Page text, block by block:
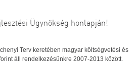
Ügynökség honlapján!
Terv keretében magyar költségvetési és
áll rendelkezésünkre 2007-2013 között.